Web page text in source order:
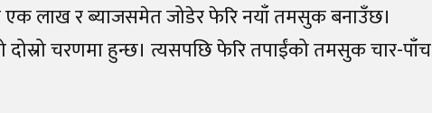
एक लाख र ब्याजसमेत जोडेर फेरि नयाँ तमसुक बनाउँछ।
चरणमा हुन्छ। त्यसपछि फेरि तपाईंको तमसुक चार-पाँच